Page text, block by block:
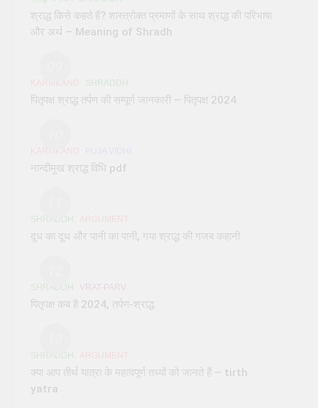
श्राद्ध किसे कहते हैं? शास्त्रोक्त प्रमाणों के साथ श्राद्ध की परिभाषा
और अर्थ – Meaning of Shradh
SHRADDH
पितृपक्ष श्राद्ध तर्पण की सम्पूर्ण जानकारी – पितृपक्ष 2024
नान्दीमुख श्राद्ध विधि pdf
SHRADDH
दूध का दूध और पानी का पानी, गया श्राद्ध की गजब कहानी
SHRADDH VRAT-PARV
पितृपक्ष कब है 2024, तर्पण-श्राद्ध
SHRADDH
क्या आप तीर्थ यात्रा के महत्वपूर्ण तथ्यों को जानते हैं – tirth
yatra